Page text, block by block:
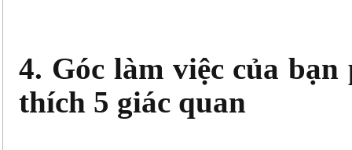
4. Góc làm việc của
thích 5 giác quan